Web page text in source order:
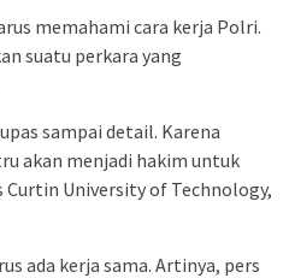
memahami cara kerja Polri.
suatu perkara yang
sampai detail. Karena
akan menjadi hakim untuk
Curtin University of Technology,
ada kerja sama. Artinya, pers